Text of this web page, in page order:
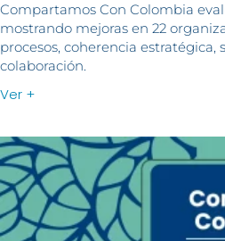
Compartamos Con Colombia
mostrando mejoras en 22
procesos, coherencia estratégica,
colaboración.
Ver +